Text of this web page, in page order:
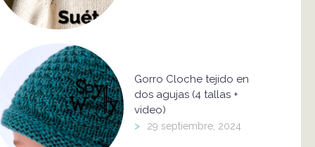
Gorro Cloche tejido en
dos agujas (4 tallas +
video)
> 29 septiembre, 2024